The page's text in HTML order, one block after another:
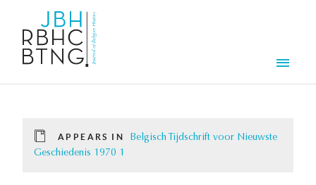
APPEARS IN
Belgisch Tijdschrift voor Nieuwste
Geschiedenis 1970 1